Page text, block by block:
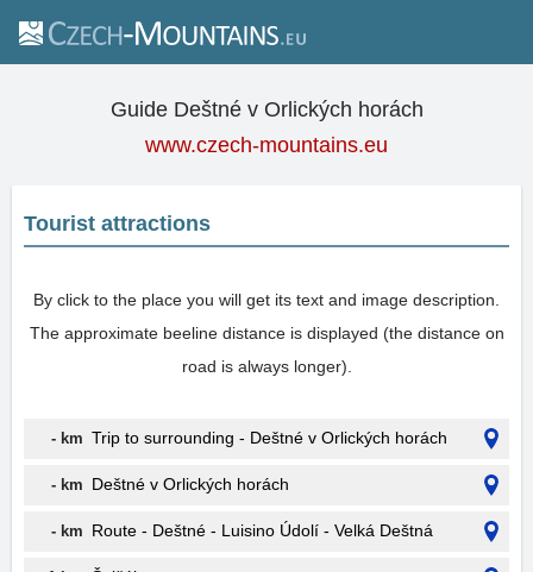
Guide Deštné v Orlických horách
www.czech-mountains.eu
Tourist attractions
By click to the place you will get its text and image description.
The approximate beeline distance is displayed (the distance on
road is always longer).
- km Trip to surrounding - Deštné v Orlických horách
- km Deštné v Orlických horách
- km Route - Deštné - Luisino Údolí - Velká Deštná